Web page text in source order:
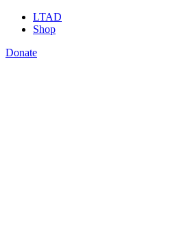
LTAD
Shop
Donate